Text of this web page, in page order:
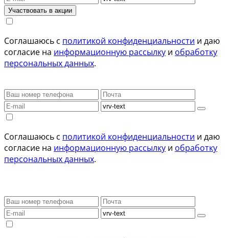
Участвовать в акции
Соглашаюсь с политикой конфиденциальности и даю
согласие на информационную рассылку и обработку
персональных данных.
Соглашаюсь с политикой конфиденциальности и даю
согласие на информационную рассылку и обработку
персональных данных.